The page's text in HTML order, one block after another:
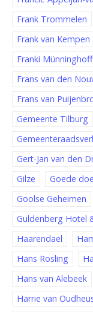
Frank Trommelen
Frank van Kempen
Franki Münninghoff
Frans van den
Frans van
Gemeente Tilburg
Gert-Jan van den
Gilze
Goede
Goolse Geheimen
Guldenberg Hotel
Haarendael
Hans Rosling
Hans van Alebeek
Harrie van